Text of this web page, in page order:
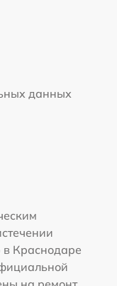
данных
в Краснодаре